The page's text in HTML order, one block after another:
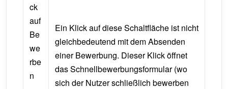
ck
auf
Be
we
rbe
n
Ein Klick auf diese Schaltfläche ist nicht
gleichbedeutend mit dem Absenden
einer Bewerbung. Dieser Klick öffnet
das Schnellbewerbungsformular (wo
sich der Nutzer schließlich bewerben